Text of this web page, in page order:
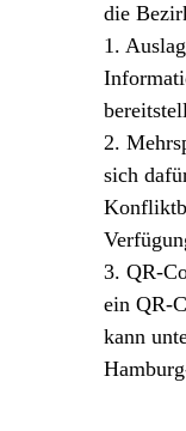
die
1.
2.
sich
3. QR-
ein QR-
kann